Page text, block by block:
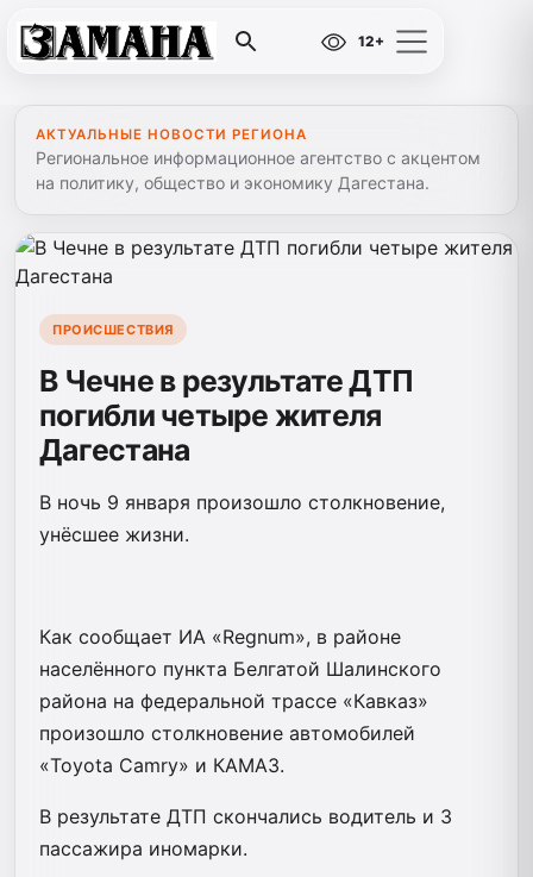
12+
АКТУАЛЬНЫЕ НОВОСТИ РЕГИОНА
Региональное информационное агентство с акцентом
на политику, общество и экономику Дагестана.
ПРОИСШЕСТВИЯ
В Чечне в результате ДТП
погибли четыре жителя
Дагестана
В ночь 9 января произошло столкновение,
унёсшее жизни.
Как сообщает ИА «Regnum», в районе
населённого пункта Белгатой Шалинского
района на федеральной трассе «Кавказ»
произошло столкновение автомобилей
«Toyota Camry» и КАМАЗ.
В результате ДТП скончались водитель и 3
пассажира иномарки.